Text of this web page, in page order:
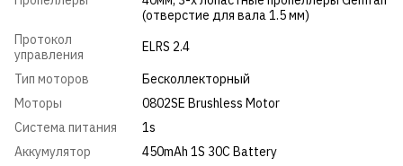
(отверстие для вала 1.5 мм)
Протокол
управления
ELRS 2.4
Тип моторов
Бесколлекторный
Моторы
0802SE Brushless Motor
Система питания
1s
Аккумулятор
450mAh 1S 30C Battery